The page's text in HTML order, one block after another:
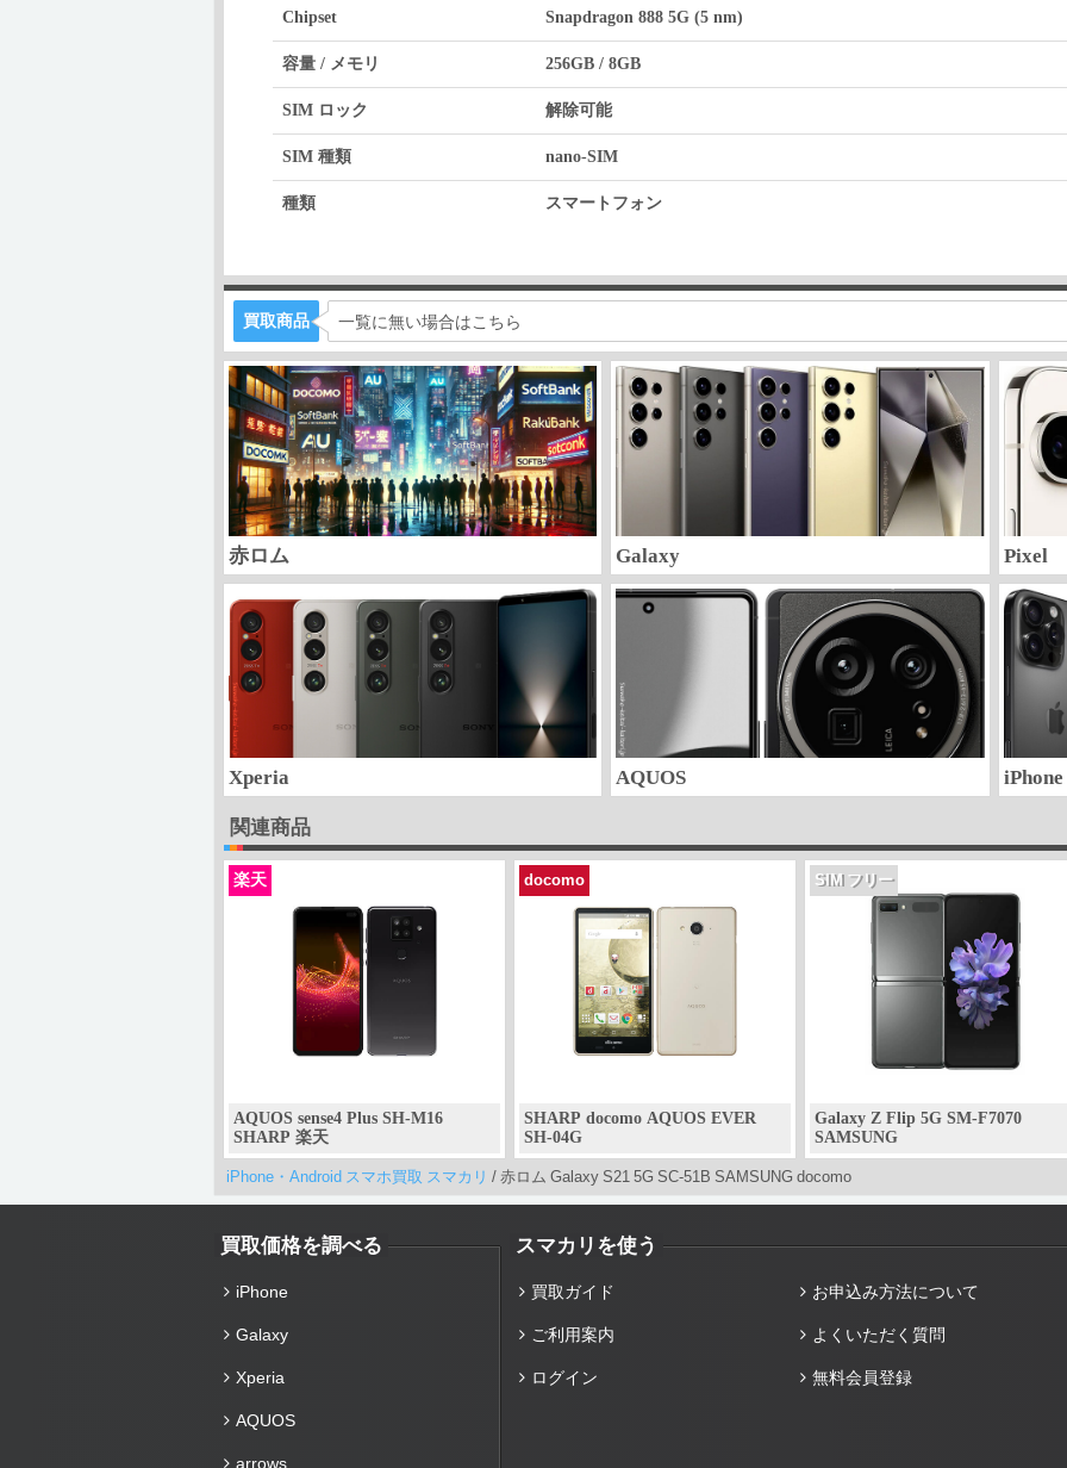
Chipset Snapdragon 888 5G (5 nm)
容量 / メモリ 256GB / 8GB
SIM ロック 解除可能
SIM 種類 nano-SIM
種類 スマートフォン
買取商品 一覧に無い場合はこちら
赤ロム Galaxy Pixel
Xperia AQUOS iPhone
関連商品
楽天
AQUOS sense4 Plus SH-M16
SHARP 楽天
docomo
SHARP docomo AQUOS EVER
SH-04G
SIM フリー
Galaxy Z Flip 5G SM-F7070
SAMSUNG
iPhone・Android スマホ買取 スマカリ / 赤ロム Galaxy S21 5G SC-51B SAMSUNG docomo
買取価格を調べる
iPhone
Galaxy
Xperia
AQUOS
arrows
スマカリを使う
買取ガイド お申込み方法について
ご利用案内 よくいただく質問
ログイン 無料会員登録